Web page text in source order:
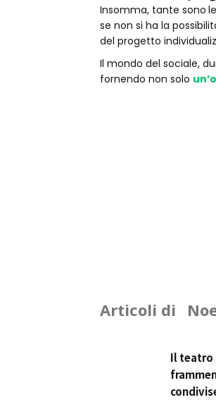
Insomma, tante sono
se non si ha la
del progetto
Il mondo del sociale,
fornendo non solo
Articoli di
Il teatro